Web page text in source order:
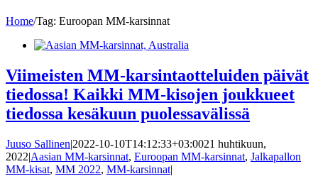
Home/Tag: Euroopan MM-karsinnat
Viimeisten MM-karsintaotteluiden päivät
tiedossa! Kaikki MM-kisojen joukkueet
tiedossa kesäkuun puolessavälissä
Juuso Sallinen|2022-10-10T14:12:33+03:0021 huhtikuun,
2022|Aasian MM-karsinnat, Euroopan MM-karsinnat, Jalkapallon
MM-kisat, MM 2022, MM-karsinnat|